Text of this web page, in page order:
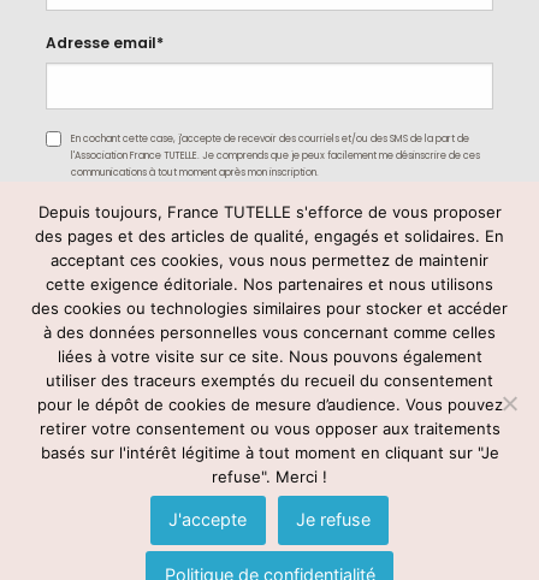
Adresse email*
En cochant cette case, j'accepte de recevoir des courriels et/ou des SMS de la part de
l'Association France TUTELLE. Je comprends que je peux facilement me désinscrire de ces
communications à tout moment après mon inscription.
Rejoignez-nous
mentions légales– contact@francetutelle.org
Tél : 09 83 59 78 03
Voir notre politique de confidentialité
Depuis toujours, France TUTELLE s'efforce de vous proposer
des pages et des articles de qualité, engagés et solidaires. En
acceptant ces cookies, vous nous permettez de maintenir
cette exigence éditoriale. Nos partenaires et nous utilisons
des cookies ou technologies similaires pour stocker et accéder
à des données personnelles vous concernant comme celles
liées à votre visite sur ce site. Nous pouvons également
utiliser des traceurs exemptés du recueil du consentement
pour le dépôt de cookies de mesure d’audience. Vous pouvez
retirer votre consentement ou vous opposer aux traitements
basés sur l'intérêt légitime à tout moment en cliquant sur "Je
refuse". Merci !
J'accepte Je refuse
Politique de confidentialité